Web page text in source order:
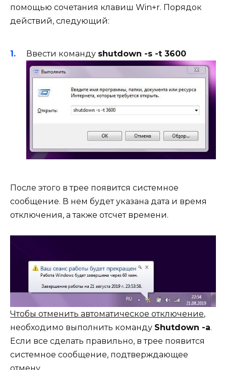
помощью сочетания клавиш Win+r. Порядок
действий, следующий:
Ввести команду shutdown -s -t 3600
После этого в трее появится системное
сообщение. В нем будет указана дата и время
отключения, а также отсчет времени.
Чтобы отменить автоматическое отключение,
необходимо выполнить команду Shutdown -a.
Если все сделать правильно, в трее появится
системное сообщение, подтверждающее